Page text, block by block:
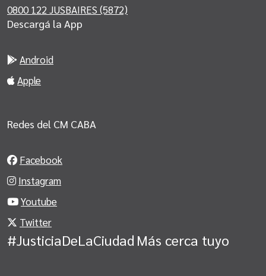
0800 122 JUSBAIRES (5872)
Descargá la App
Android
Apple
Redes del CM CABA
Facebook
Instagram
Youtube
Twitter
#JusticiaDeLaCiudad Más cerca tuyo